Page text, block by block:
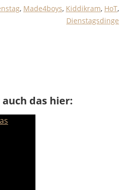
, Made4boys, Kiddikram, HoT,
Dienstagsdinge
das hier: